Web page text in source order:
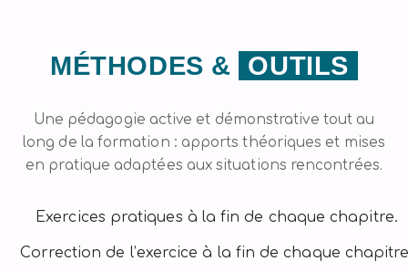
MÉTHODES & OUTILS
Une pédagogie active et démonstrative tout au
long de la formation : apports théoriques et mises
en pratique adaptées aux situations rencontrées.
Exercices pratiques à la fin de chaque chapitre.
Correction de l’exercice à la fin de chaque